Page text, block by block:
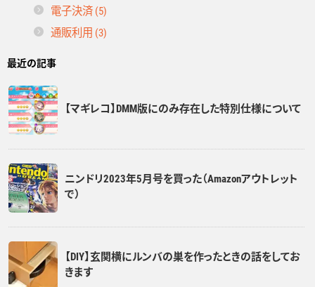
電子決済 (5)
通販利用 (3)
最近の記事
【マギレコ】DMM版にのみ存在した特別仕様について
ニンドリ2023年5月号を買った（Amazonアウトレット
で）
【DIY】玄関横にルンバの巣を作ったときの話をしてお
きます